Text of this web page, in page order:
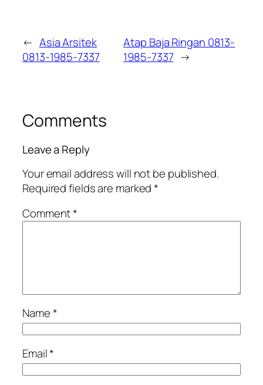
← Asia Arsitek
0813-1985-7337
Atap Baja Ringan 0813-
1985-7337 →
Comments
Leave a Reply
Your email address will not be published.
Required fields are marked*
Comment*
Name*
Email*